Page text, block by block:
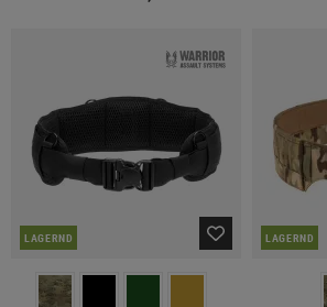
LAGERND LAGERND